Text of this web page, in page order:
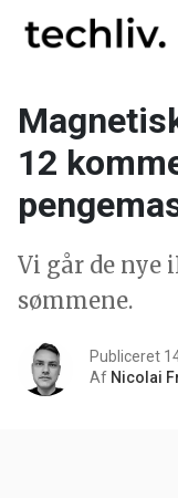
12
Vi går de nye
sømmene.
Publiceret
Af Nicolai